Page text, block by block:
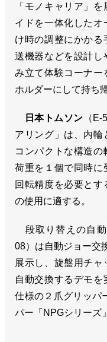
「モノキャリア」
イドを一体化したオ
け時の調整にかかる
送機器などを設計し
み立て体験コーナー
ホルダーにして持ち
日本トムソン （
アリング」は、内輪
コンパクトな構造
荷重を１個で同時に
回転精度を必要と
の使用に適する。
段取り替えの自動
08）は自動ジョー交
展示し、旋盤用チ
自動交換するデモ
仕様の２爪グリッパ
パー「NPGシリーズ